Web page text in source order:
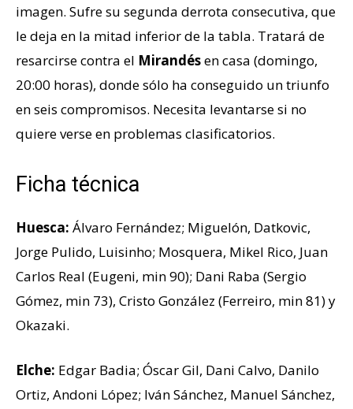
imagen. Sufre su segunda derrota consecutiva, que
le deja en la mitad inferior de la tabla. Tratará de
resarcirse contra el Mirandésen casa (domingo,
20:00 horas), donde sólo ha conseguido un triunfo
en seis compromisos. Necesita levantarse si no
quiere verse en problemas clasificatorios.
Ficha técnica
Huesca: Álvaro Fernández; Miguelón, Datkovic,
Jorge Pulido, Luisinho; Mosquera, Mikel Rico, Juan
Carlos Real (Eugeni, min 90); Dani Raba (Sergio
Gómez, min 73), Cristo González (Ferreiro, min 81) y
Okazaki.
Elche: Edgar Badia; Óscar Gil, Dani Calvo, Danilo
Ortiz, Andoni López; Iván Sánchez, Manuel Sánchez,